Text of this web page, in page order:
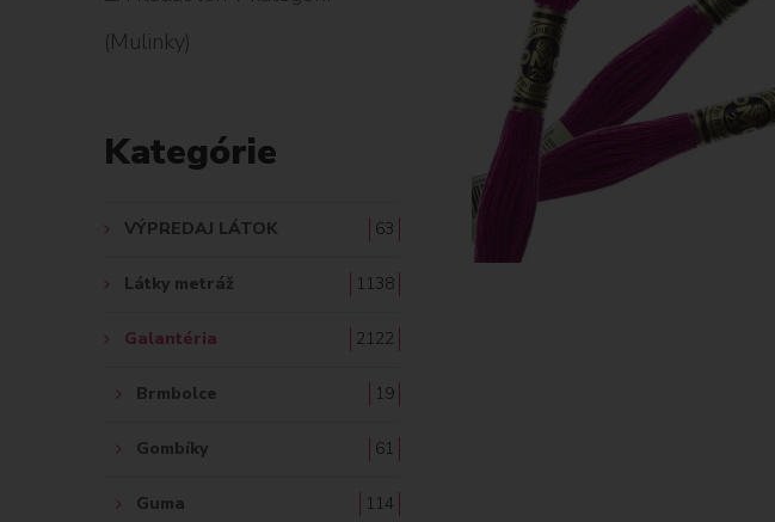
L
D
Ť
:
(Mulinky)
Kategórie
VÝPREDAJ LÁTOK 63
Látky metráž 1138
Galantéria 2122
Brmbolce 19
Gombíky 61
Guma 114